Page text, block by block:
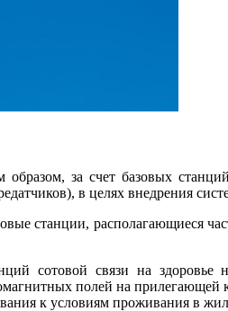
за счет базовых
в целях внедрения
станции, располагающиеся
сотовой связи на здоровье
полей на прилегающей
к условиям проживания в